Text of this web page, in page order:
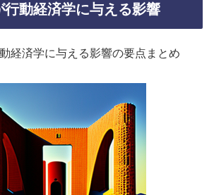
行動経済学に与える影響